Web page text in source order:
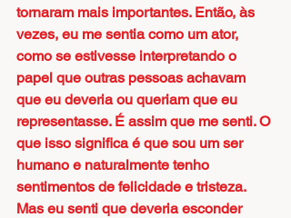
tornaram mais importantes. Então, às
vezes, eu me sentia como um ator,
como se estivesse interpretando o
papel que outras pessoas achavam
que eu deveria ou queriam que eu
representasse. É assim que me senti. O
que isso significa é que sou um ser
humano e naturalmente tenho
sentimentos de felicidade e tristeza.
Mas eu senti que deveria esconder